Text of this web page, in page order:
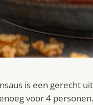
is een gerecht
voor 4